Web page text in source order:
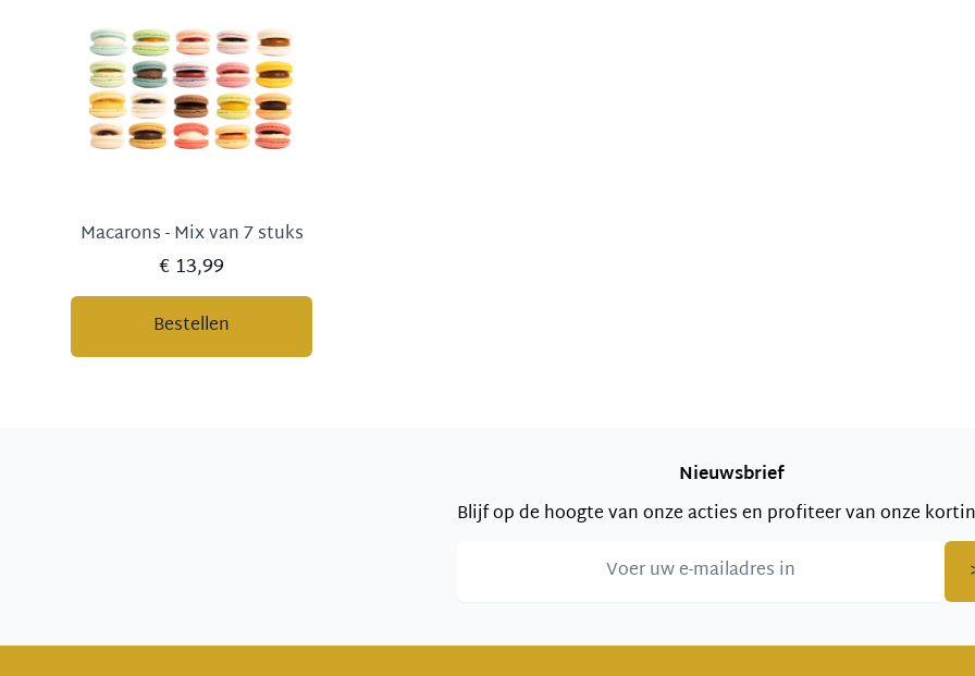
Macarons - Mix van 7 stuks
€ 13,99
Bestellen
Nieuwsbrief
Blijf op de hoogte van onze acties en profiteer van onze